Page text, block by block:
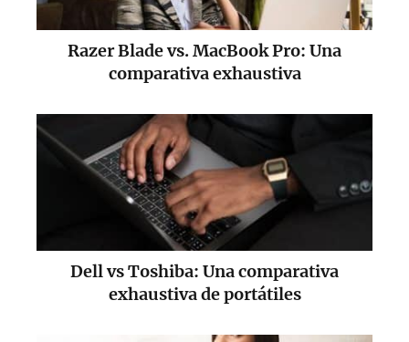
Razer Blade vs. MacBook Pro: Una
comparativa exhaustiva
Dell vs Toshiba: Una comparativa
exhaustiva de portátiles